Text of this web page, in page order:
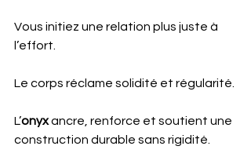
Vous initiez une relation plus juste à
l’effort.
Le corps réclame solidité et régularité.
L’onyx ancre, renforce et soutient une
construction durable sans rigidité.